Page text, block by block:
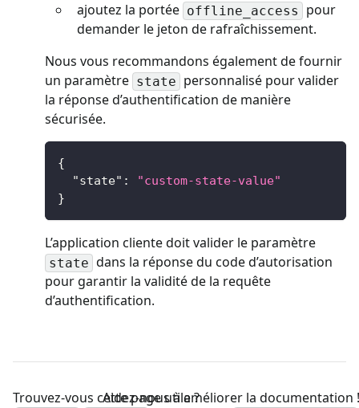
ajoutez la portée offline_access
pour
demander le jeton de rafraîchissement.
Nous vous recommandons également de fournir
un paramètre state personnalisé pour valider
la réponse d’authentification de manière
sécurisée.
{
"state" :
"custom-state-value"
}
L’application cliente doit valider le paramètre
state dans la réponse du code d’autorisation
pour garantir la validité de la requête
d’authentification.
Trouvez-vous cette page utile ?
Aidez-nous à améliorer la documentation !